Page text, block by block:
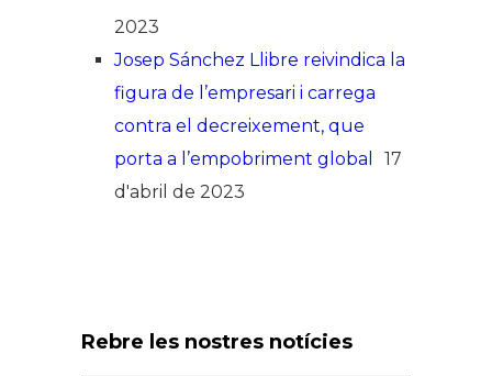
2023
Josep Sánchez Llibre reivindica la
figura de l’empresari i carrega
contra el decreixement, que
porta a l’empobriment global
17
d'abril de 2023
Rebre les nostres notícies